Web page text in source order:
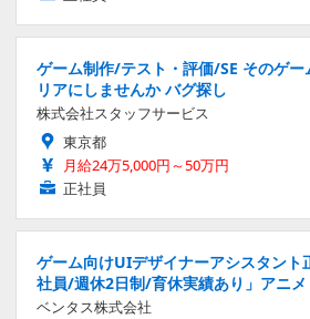
ゲーム制作/テスト・評価/SE そのゲ
リアにしませんか バグ探し
株式会社スタッフサービス
東京都
月給24万5,000円～50万円
正社員
ゲーム向けUIデザイナーアシスタント
社員/週休2日制/育休実績あり」アニ
ベンタス株式会社